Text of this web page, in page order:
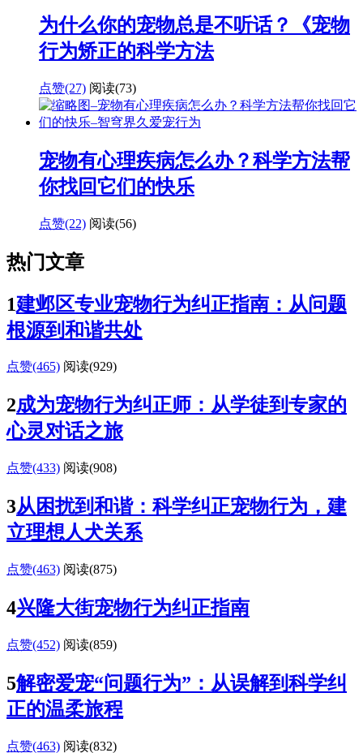
为什么你的宠物总是不听话？《宠物
行为矫正的科学方法
点赞(27) 阅读(73)
宠物有心理疾病怎么办？科学方法帮
你找回它们的快乐
点赞(22) 阅读(56)
热门文章
1建邺区专业宠物行为纠正指南：从问题
根源到和谐共处
点赞(465) 阅读(929)
2成为宠物行为纠正师：从学徒到专家的
心灵对话之旅
点赞(433) 阅读(908)
3从困扰到和谐：科学纠正宠物行为，建
立理想人犬关系
点赞(463) 阅读(875)
4兴隆大街宠物行为纠正指南
点赞(452) 阅读(859)
5解密爱宠“问题行为”：从误解到科学纠
正的温柔旅程
点赞(463) 阅读(832)